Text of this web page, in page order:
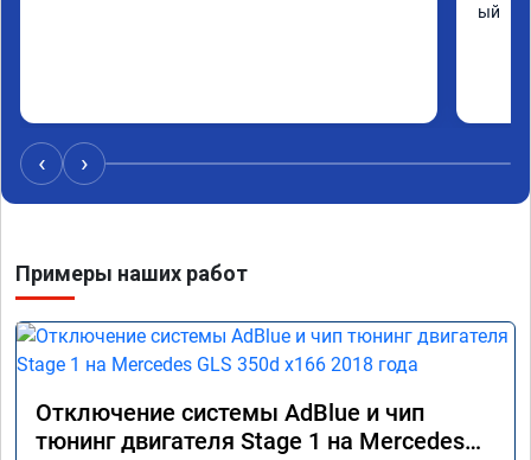
ый
‹ ›
Примеры наших работ
Отключение системы AdBlue и чип
тюнинг двигателя Stage 1 на Mercedes